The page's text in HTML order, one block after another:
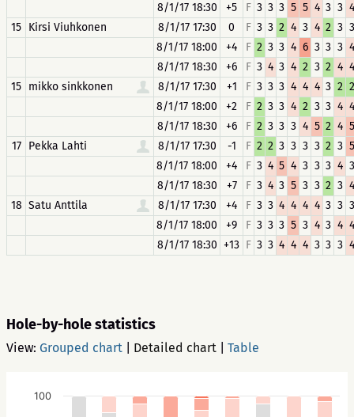
8/1/17 18:30
+5 F 3 3 3 5 5 4 3 3 4
15 Kirsi Viuhkonen 8/1/17 17:30 0 F 3 3 2 4 3 4 2 3 3
8/1/17 18:00
+4 F 2 3 3 4 6 3 3 3 4
8/1/17 18:30
+6 F 3 4 3 4 2 3 2 4 4
15 mikko sinkkonen 8/1/17 17:30 +1 F 3 3 3 4 4 4 3 2 2
8/1/17 18:00
+2 F 2 3 3 4 2 3 3 4 4
8/1/17 18:30
+6 F 2 3 3 3 4 5 2 4 5
17
Pekka Lahti 8/1/17 17:30 -1 F 2 2 3 3 3 3 2 3 5
8/1/17 18:00
+4 F 3 4 5 4 3 3 3 4 3
8/1/17 18:30
+7 F 3 4 3 5 3 3 2 3 4
18 Satu Anttila 8/1/17 17:30 +4 F 3 3 4 4 4 4 3 3 3
8/1/17 18:00
+9 F 3 3 3 5 3 4 3 4 4
8/1/17 18:30 +13 F 3 3 4 4 4 3 3 3 4
Hole-by-hole statistics
View: Grouped chart Detailed chart Table
100